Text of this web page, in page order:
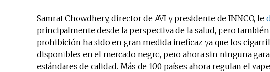
Samrat Chowdhery, director de AVI y presidente de INNCO, le
principalmente desde la perspectiva de la salud, pero
prohibición ha sido en gran medida ineficaz ya que los
disponibles en el mercado negro, pero ahora sin ninguna
estándares de calidad. Más de 100 países ahora regulan el